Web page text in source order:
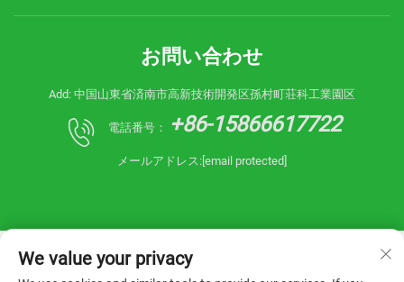
お問い合わせ
Add: 中国山東省済南市高新技術開発区孫村町荘科工業園区
電話番号： +86-15866617722
メールアドレス:[email protected]
We value your privacy